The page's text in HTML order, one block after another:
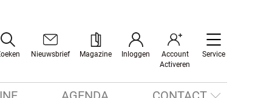
Nieuwsbrief Magazine Inloggen
Account
Activeren
Service